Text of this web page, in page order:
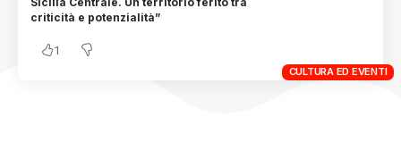
CULTURA ED EVENTI
criticità e potenzialità”
1